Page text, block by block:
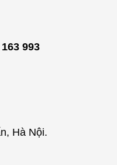
993
Hà Nội.